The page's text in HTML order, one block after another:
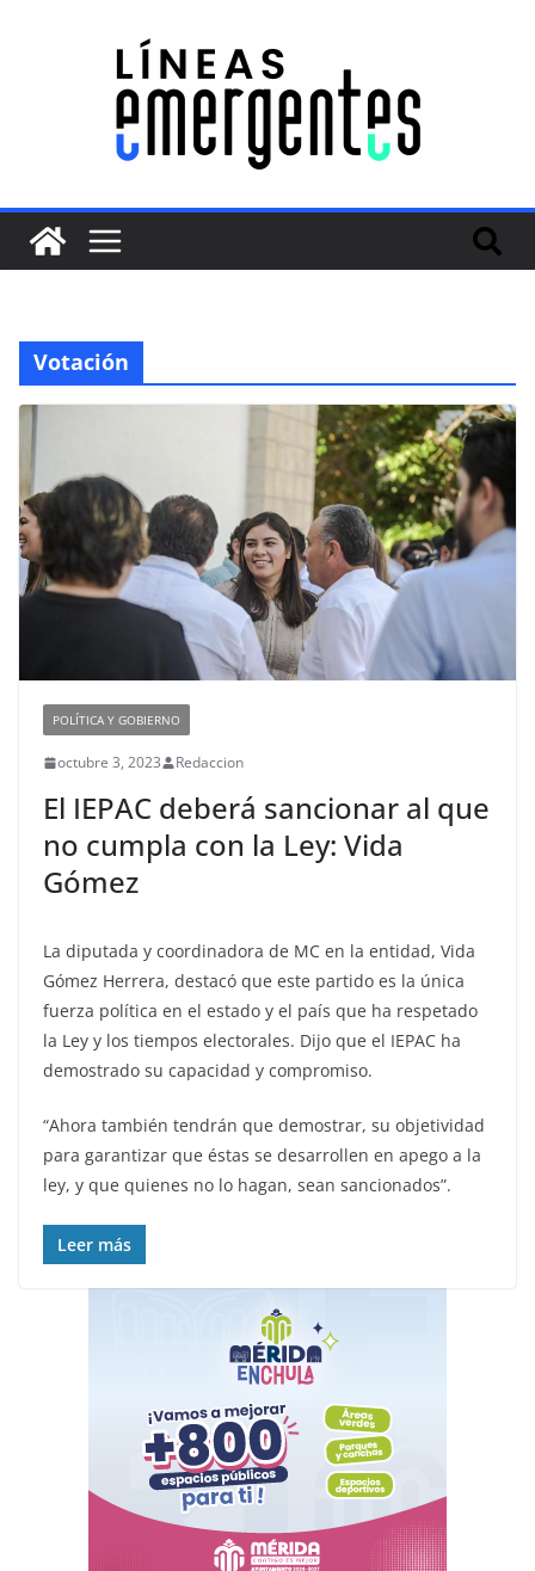
Votación
POLÍTICA Y GOBIERNO
octubre 3, 2023 Redaccion
El IEPAC deberá sancionar al que
no cumpla con la Ley: Vida
Gómez
La diputada y coordinadora de MC en la entidad, Vida
Gómez Herrera, destacó que este partido es la única
fuerza política en el estado y el país que ha respetado
la Ley y los tiempos electorales. Dijo que el IEPAC ha
demostrado su capacidad y compromiso.
“Ahora también tendrán que demostrar, su objetividad
para garantizar que éstas se desarrollen en apego a la
ley, y que quienes no lo hagan, sean sancionados”.
Leer más